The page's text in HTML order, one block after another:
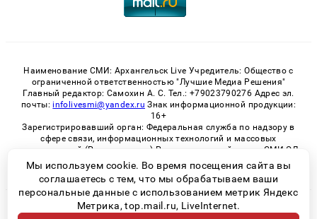
Наименование СМИ: Архангельск Live Учредитель: Общество с
ограниченной ответственностью "Лучшие Медиа Решения"
Главный редактор: Самохин А. С. Тел.: +79023790276 Адрес эл.
почты: infolivesmi@yandex.ru Знак информационной продукции:
16+
Зарегистрировавший орган: Федеральная служба по надзору в
сфере связи, информационных технологий и массовых
коммуникаций (Роскомнадзор) Регистрационный номер СМИ ЭЛ
№ ФС 77 - 82533 от 21.01.2022
© 2026 «Архангельск Live» | Все права защищены
Мы используем cookie. Во время посещения сайта вы
соглашаетесь с тем, что мы обрабатываем ваши
персональные данные с использованием метрик Яндекс
Метрика, top.mail.ru, LiveInternet.